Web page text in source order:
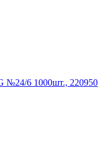
№24/6 1000шт., 220950